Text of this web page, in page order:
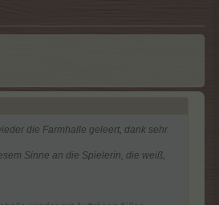
die Farmhalle geleert, dank sehr
Sinne an die Spielerin, die weiß,